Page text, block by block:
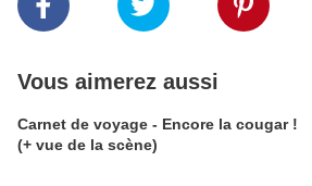
Vous aimerez aussi
Carnet de voyage - Encore la cougar !
(+ vue de la scène)